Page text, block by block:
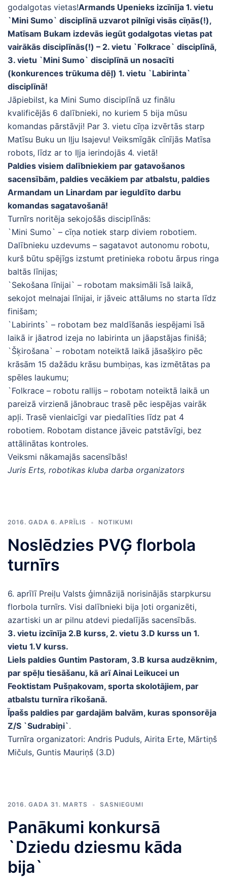
godalgotas vietas!Armands Upenieks izcīnīja 1. vietu
`Mini Sumo` disciplīnā uzvarot pilnīgi visās cīņās(!),
Matīsam Bukam izdevās iegūt godalgotas vietas pat
vairākās disciplīnās(!) – 2. vietu `Folkrace` disciplīnā,
3. vietu `Mini Sumo` disciplīnā un nosacīti
(konkurences trūkuma dēļ) 1. vietu `Labirinta`
disciplīnā!
Jāpiebilst, ka Mini Sumo disciplīnā uz finālu
kvalificējās 6 dalībnieki, no kuriem 5 bija mūsu
komandas pārstāvji! Par 3. vietu cīņa izvērtās starp
Matīsu Buku un Iļju Isajevu! Veiksmīgāk cīnījās Matīsa
robots, līdz ar to Iļja ierindojās 4. vietā!
Paldies visiem dalībniekiem par gatavošanos
sacensībām, paldies vecākiem par atbalstu, paldies
Armandam un Linardam par ieguldīto darbu
komandas sagatavošanā!
Turnīrs noritēja sekojošās disciplīnās:
`Mini Sumo` – cīņa notiek starp diviem robotiem.
Dalībnieku uzdevums – sagatavot autonomu robotu,
kurš būtu spējīgs izstumt pretinieka robotu ārpus ringa
baltās līnijas;
`Sekošana līnijai` – robotam maksimāli īsā laikā,
sekojot melnajai līnijai, ir jāveic attālums no starta līdz
finišam;
`Labirints` – robotam bez maldīšanās iespējami īsā
laikā ir jāatrod izeja no labirinta un jāapstājas finišā;
`Šķirošana` – robotam noteiktā laikā jāsašķiro pēc
krāsām 15 dažādu krāsu bumbiņas, kas izmētātas pa
spēles laukumu;
`Folkrace – robotu rallijs – robotam noteiktā laikā un
pareizā virzienā jānobrauc trasē pēc iespējas vairāk
apļi. Trasē vienlaicīgi var piedalīties līdz pat 4
robotiem. Robotam distance jāveic patstāvīgi, bez
attālinātas kontroles.
Veiksmi nākamajās sacensībās!
Juris Erts, robotikas kluba darba organizators
2016. GADA 6. APRĪLIS NOTIKUMI
Noslēdzies PVĢ florbola
turnīrs
6. aprīlī Preiļu Valsts ģimnāzijā norisinājās starpkursu
florbola turnīrs. Visi dalībnieki bija ļoti organizēti,
azartiski un ar pilnu atdevi piedalījās sacensībās.
3. vietu izcīnīja 2.B kurss, 2. vietu 3.D kurss un 1.
vietu 1.V kurss.
Liels paldies Guntim Pastoram, 3.B kursa audzēknim,
par spēļu tiesāšanu, kā arī Ainai Leikucei un
Feoktistam Pušņakovam, sporta skolotājiem, par
atbalstu turnīra rīkošanā.
Īpašs paldies par gardajām balvām, kuras sponsorēja
Z/S `Sudrabiņi`.
Turnīra organizatori: Andris Puduls, Airita Erte, Mārtiņš
Mičuls, Guntis Mauriņš (3.D)
2016. GADA 31. MARTS SASNIEGUMI
Panākumi konkursā
`Dziedu dziesmu kāda
bija`